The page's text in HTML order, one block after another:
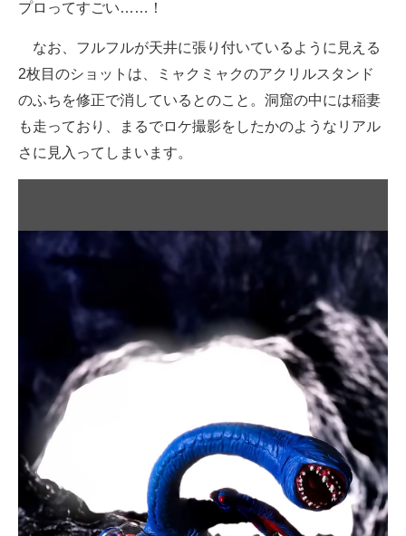
プロってすごい……！
なお、フルフルが天井に張り付いているように見える
2枚目のショットは、ミャクミャクのアクリルスタンド
のふちを修正で消しているとのこと。洞窟の中には稲妻
も走っており、まるでロケ撮影をしたかのようなリアル
さに見入ってしまいます。